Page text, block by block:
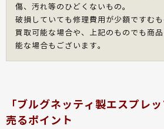
傷、汚れ等のひどくないもの。
破損していても修理費用が少額ですむ
買取可能な場合や、上記のものでも商
能な場合もございます。
「ブルグネッティ製エスプレ
売るポイント